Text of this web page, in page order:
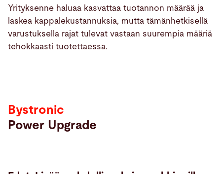
Yrityksenne haluaa kasvattaa tuotannon määrää ja
laskea kappalekustannuksia, mutta tämänhetkisellä
varustuksella rajat tulevat vastaan suurempia määriä
tehokkaasti tuotettaessa.
Bystronic
Power Upgrade